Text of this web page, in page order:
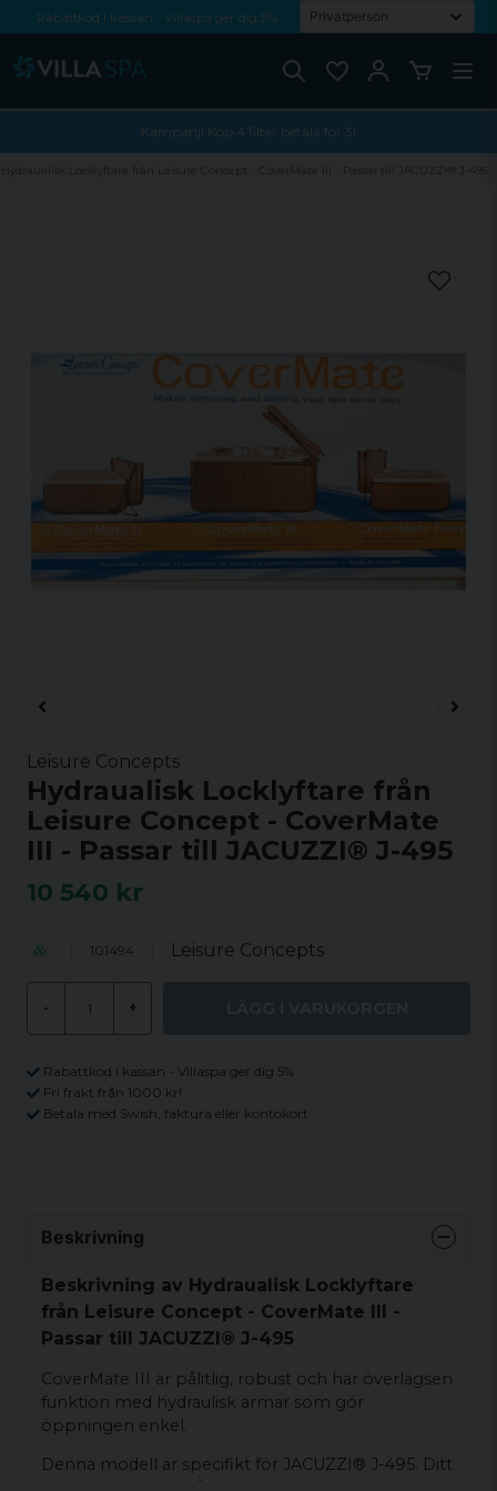
Rabattkod i kassan - Villaspa ger dig 5%
Kampanj! Köp 4 filter betala för 3!
Hydraualisk Locklyftare från Leisure Concept - CoverMate III - Passar till JACUZZI® J-495
Leisure Concepts
Hydraualisk Locklyftare från
Leisure Concept - CoverMate
III - Passar till JACUZZI® J-495
10 540 kr
101494 Leisure Concepts
- +
Rabattkod i kassan - Villaspa ger dig 5%
Fri frakt från 1000 kr!
Betala med Swish, faktura eller kontokort
Beskrivning
Beskrivning av Hydraualisk Locklyftare
från Leisure Concept - CoverMate III -
Passar till JACUZZI® J-495
CoverMate III är pålitlig, robust och har överlägsen
funktion med hydraulisk armar som gör
öppningen enkel.
Denna modell är specifikt för JACUZZI® J-495. Ditt